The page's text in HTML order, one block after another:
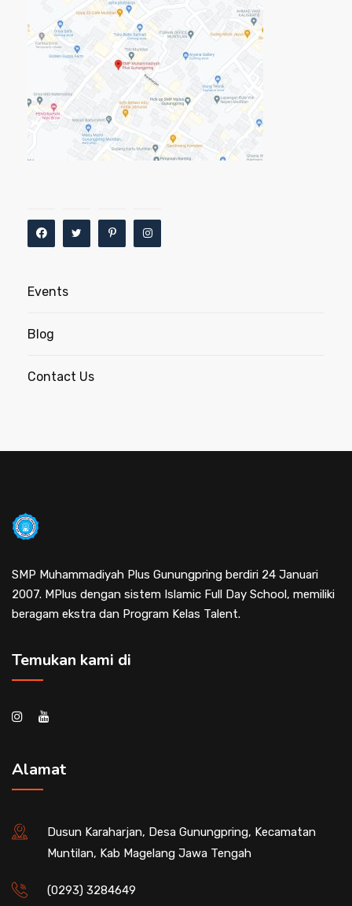
Events
Blog
Contact Us
SMP Muhammadiyah Plus Gunungpring berdiri 24 Januari
2007. MPlus dengan sistem Islamic Full Day School, memiliki
beragam ekstra dan Program Kelas Talent.
Temukan kami di
Alamat
Dusun Karaharjan, Desa Gunungpring, Kecamatan
Muntilan, Kab Magelang Jawa Tengah
(0293) 3284649